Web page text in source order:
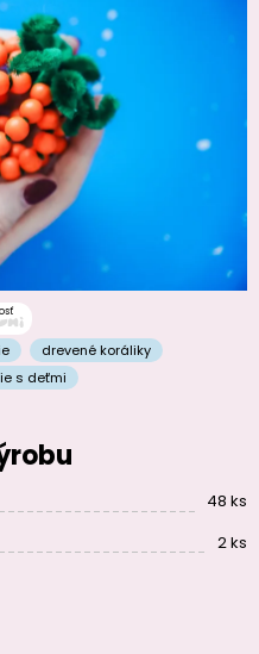
drevené koráliky
s deťmi
48 ks
2 ks